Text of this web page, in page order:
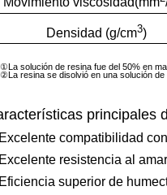
Densidad (g/cm3)
① La solución de resina fue del 50% en
② La resina se disolvió en una solución
principales
Excelente compatibilidad
Excelente resistencia al
Eficiencia superior de